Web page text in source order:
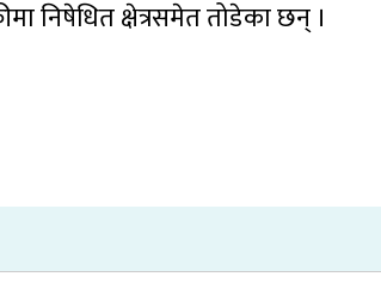
निषेधित क्षेत्रसमेत तोडेका छन् ।